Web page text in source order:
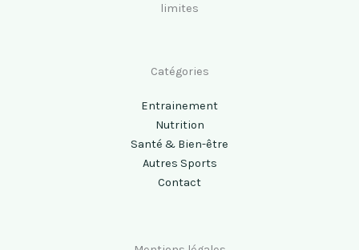
limites
Catégories
Entrainement
Nutrition
Santé & Bien-être
Autres Sports
Contact